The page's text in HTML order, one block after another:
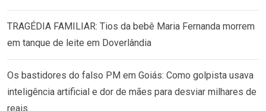
TRAGÉDIA FAMILIAR: Tios da bebê Maria Fernanda morrem
em tanque de leite em Doverlândia
Os bastidores do falso PM em Goiás: Como golpista usava
inteligência artificial e dor de mães para desviar milhares de
reais